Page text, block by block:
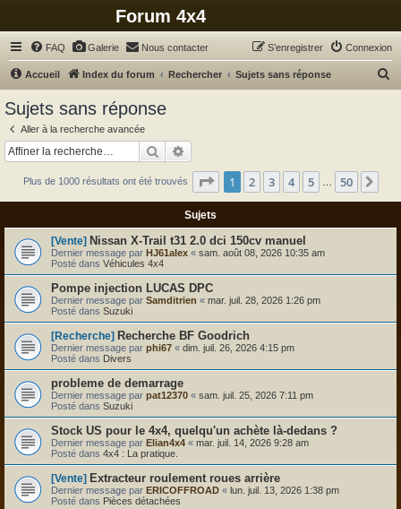
Forum 4x4
FAQ Galerie Nous contacter Connexion
S’enregistrer
Accueil Index du forum Rechercher Sujets sans réponse
c
Sujets sans réponse
Aller à la recherche avancée
Rechercher
Plus de 1000 résultats ont été trouvés Page 1sur50
1 2 3 4 5 50
Sujets
[Vente] Nissan X-Trail t31 2.0 dci 150cv manuel
Dernier message par HJ61alex « sam. août 08, 2026 10:35 am
Posté dans Véhicules 4x4
Pompe injection LUCAS DPC
Dernier message par Samditrien « mar. juil. 28, 2026 1:26 pm
Posté dans Suzuki
[Recherche] Recherche BF Goodrich
Dernier message par phi67 « dim. juil. 26, 2026 4:15 pm
Posté dans Divers
probleme de demarrage
Dernier message par pat12370 « sam. juil. 25, 2026 7:11 pm
Posté dans Suzuki
Stock US pour le 4x4, quelqu'un achète là-dedans ?
Dernier message par Elian4x4 « mar. juil. 14, 2026 9:28 am
Posté dans 4x4 : La pratique.
[Vente] Extracteur roulement roues arrière
Dernier message par ERICOFFROAD « lun. juil. 13, 2026 1:38 pm
Posté dans Pièces détachées